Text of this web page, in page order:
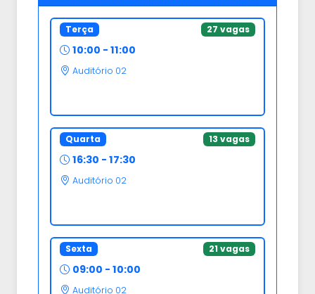
Terça 27 vagas
10:00 - 11:00
Auditório 02
Quarta 13 vagas
16:30 - 17:30
Auditório 02
Sexta 21 vagas
09:00 - 10:00
Auditório 02